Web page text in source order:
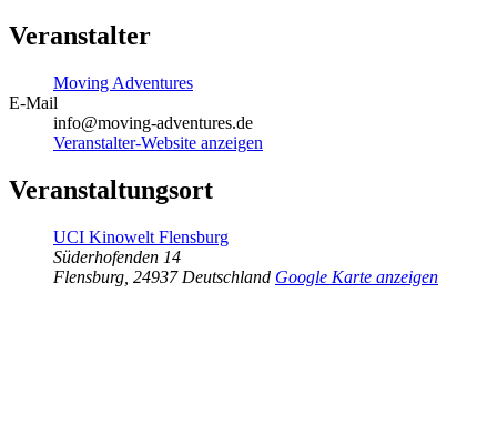
Veranstalter
Moving Adventures
E-Mail
info@moving-adventures.de
Veranstalter-Website anzeigen
Veranstaltungsort
UCI Kinowelt Flensburg
Süderhofenden 14
Flensburg 24937 Deutschland Google Karte anzeigen